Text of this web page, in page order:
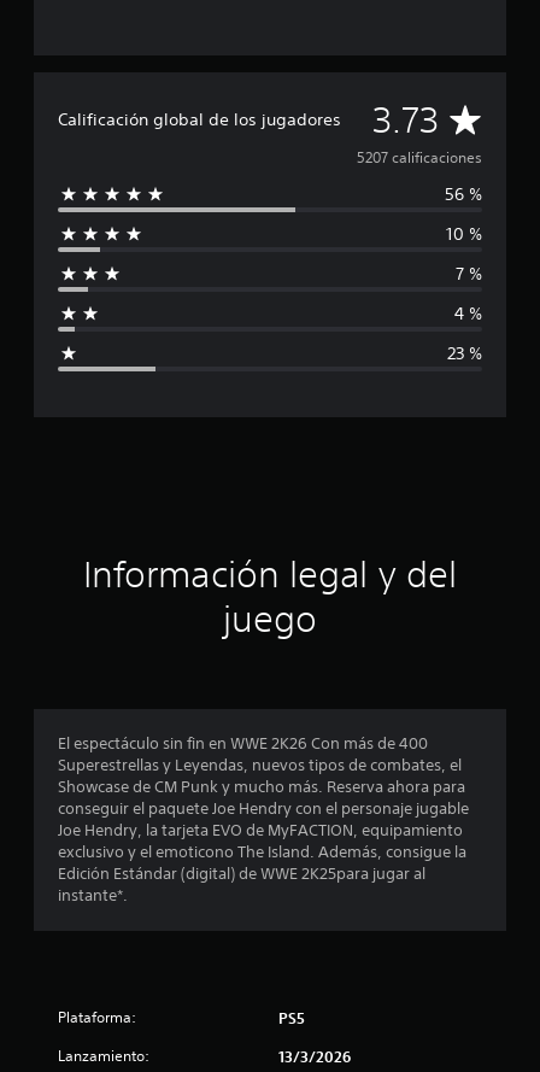
Calificación global de los jugadores 3.73 C
a
l
a
ó
m
e
i
5207 calificaciones
56 %
10 %
7 %
4 %
23 %
Información legal y del
juego
El espectáculo sin fin en WWE 2K26 Con más de 400
Superestrellas y Leyendas, nuevos tipos de combates, el
Showcase de CM Punk y mucho más. Reserva ahora para
conseguir el paquete Joe Hendry con el personaje jugable
Joe Hendry, la tarjeta EVO de MyFACTION, equipamiento
exclusivo y el emoticono The Island. Además, consigue la
Edición Estándar (digital) de WWE 2K25para jugar al
instante*.
Plataforma: PS5
Lanzamiento: 13/3/2026